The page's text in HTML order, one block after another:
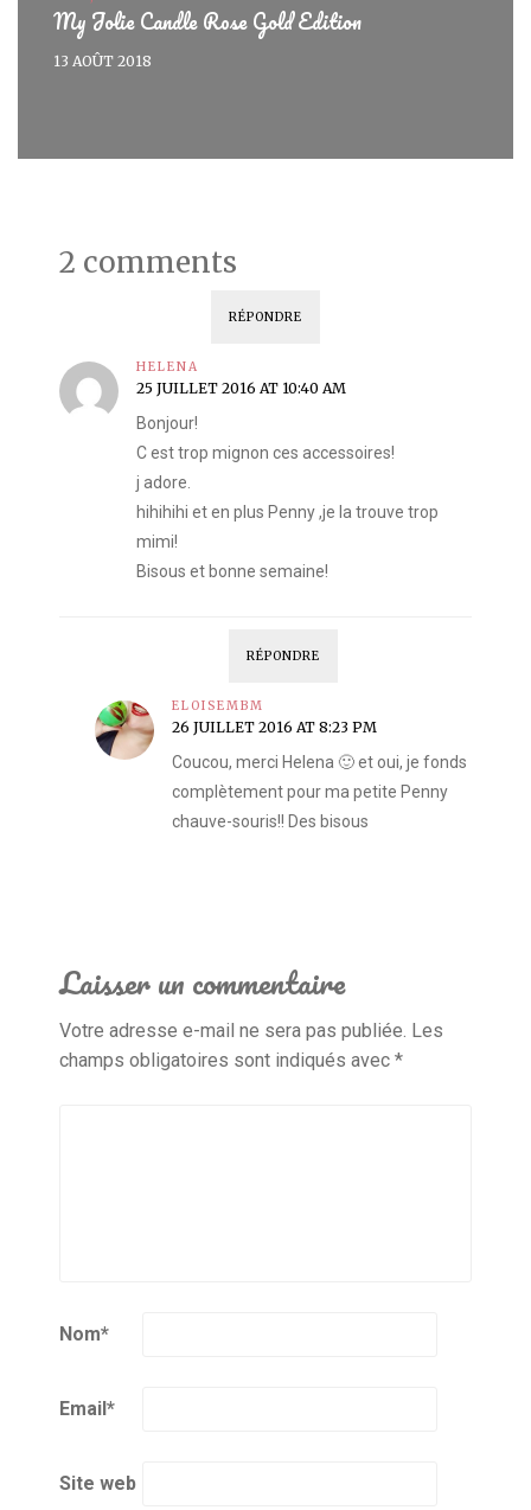
My Jolie Candle Rose Gold Edition
13 AOÛT 2018
2 comments
RÉPONDRE
HELENA
25 JUILLET 2016 AT 10:40 AM
Bonjour!
C est trop mignon ces accessoires!
j adore.
hihihihi et en plus Penny ,je la trouve trop
mimi!
Bisous et bonne semaine!
RÉPONDRE
ELOISEMBM
26 JUILLET 2016 AT 8:23 PM
Coucou, merci Helena 🙂 et oui, je fonds
complètement pour ma petite Penny
chauve-souris!! Des bisous
Laisser un commentaire
Votre adresse e-mail ne sera pas publiée. Les
champs obligatoires sont indiqués avec *
Nom*
Email*
Site web